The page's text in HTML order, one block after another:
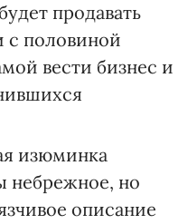
продавать
с половиной
вести бизнес и
изюминка
небрежное, но
описание